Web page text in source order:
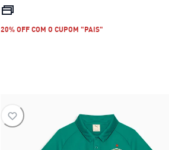
20% OFF COM O CUPOM "PAIS"